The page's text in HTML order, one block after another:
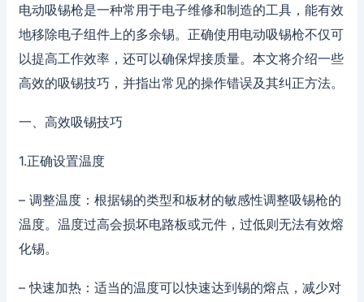
电动吸锡枪是一种常用于电子维修和制造的工具，能有效
地移除电子组件上的多余锡。正确使用电动吸锡枪不仅可
以提高工作效率，还可以确保焊接质量。本文将介绍一些
高效的吸锡技巧，并指出常见的操作错误及其纠正方法。
一、高效吸锡技巧
1.正确设置温度
– 调整温度：根据锡的类型和板材的敏感性调整吸锡枪的
温度。温度过高会损坏电路板或元件，过低则无法有效熔
化锡。
– 快速加热：适当的温度可以快速达到锡的熔点，减少对